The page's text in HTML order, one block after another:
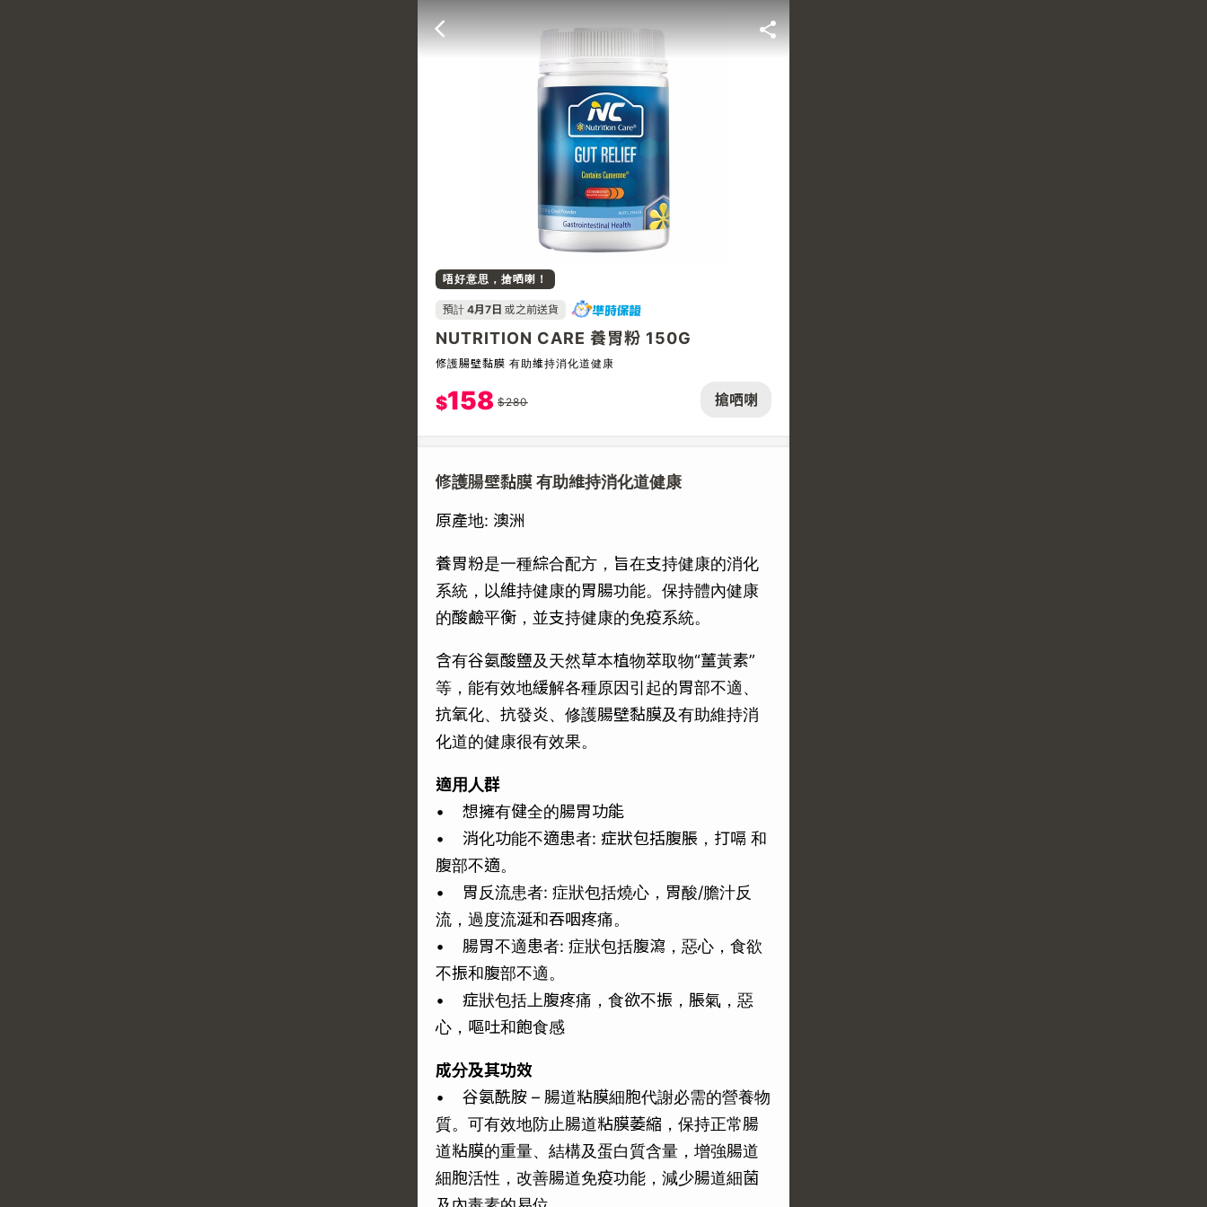
搶哂喇
唔好意思，搶哂喇！
預計 4月7日 或之前送貨
NUTRITION CARE 養胃粉 150G
修護腸壁黏膜 有助維持消化道健康
$158 $280
修護腸壁黏膜 有助維持消化道健康
原產地: 澳洲
養胃粉是一種綜合配方，旨在支持健康的消化
系統，以維持健康的胃腸功能。保持體內健康
的酸鹼平衡，並支持健康的免疫系統。
含有谷氨酸鹽及天然草本植物萃取物“薑黃素”
等，能有效地緩解各種原因引起的胃部不適、
抗氧化、抗發炎、修護腸壁黏膜及有助維持消
化道的健康很有效果。
適用人群
• 想擁有健全的腸胃功能
• 消化功能不適患者: 症狀包括腹脹，打嗝 和
腹部不適。
• 胃反流患者: 症狀包括燒心，胃酸/膽汁反
流，過度流涎和吞咽疼痛。
• 腸胃不適患者: 症狀包括腹瀉，惡心，食欲
不振和腹部不適。
• 症狀包括上腹疼痛，食欲不振，脹氣，惡
心，嘔吐和飽食感
成分及其功效
• 谷氨酰胺 – 腸道粘膜細胞代謝必需的營養物
質。可有效地防止腸道粘膜萎縮，保持正常腸
道粘膜的重量、結構及蛋白質含量，增強腸道
細胞活性，改善腸道免疫功能，減少腸道細菌